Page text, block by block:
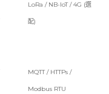
LoRa / NB-IoT / 4G (選
配)
MQTT / HTTPs /
Modbus RTU